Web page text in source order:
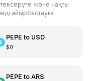
тексеруге және нақты
айырбастауға
PEPE to USD
$0
PEPE to ARS